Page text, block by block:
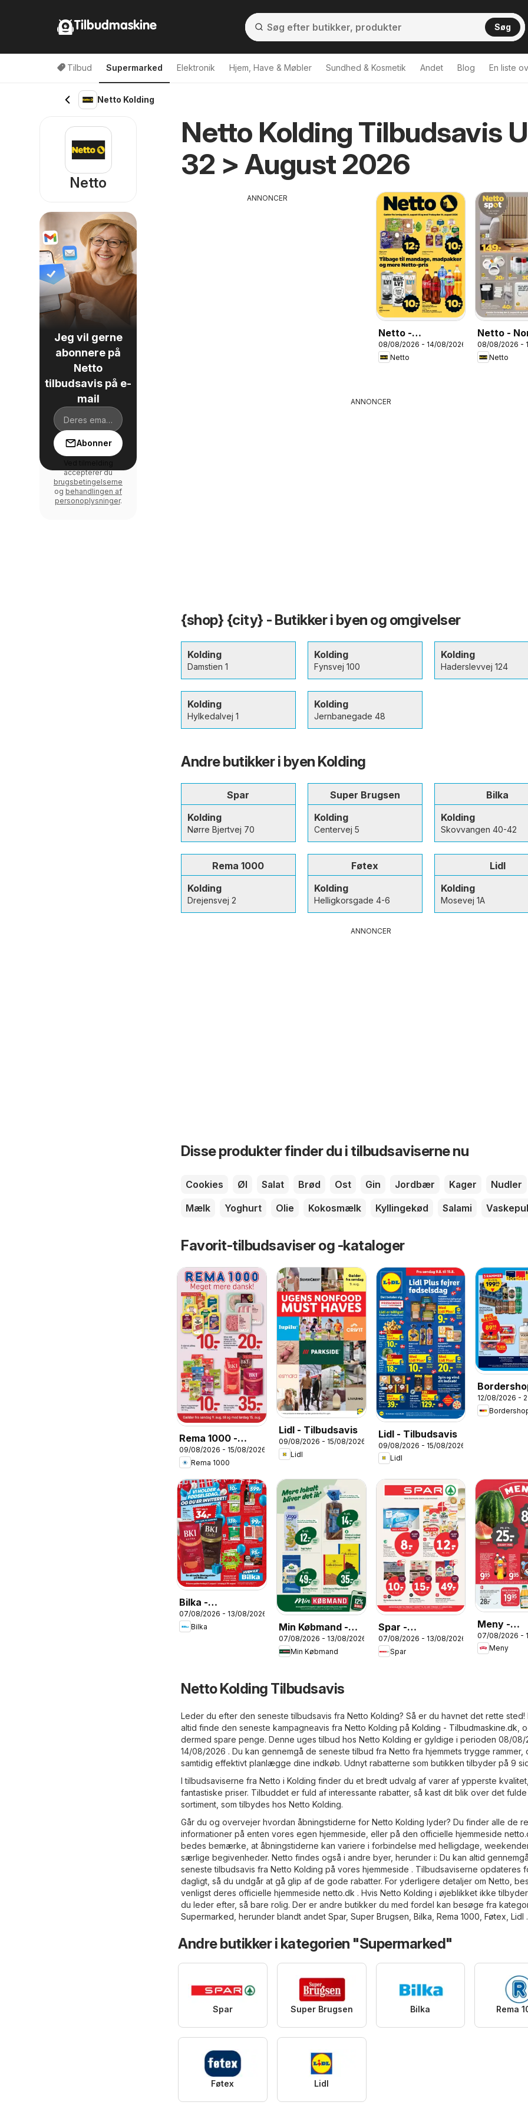
Tilbudmaskine Søg
Tilbud Supermarked Elektronik Hjem, Have & Møbler Sundhed & Kosmetik Andet Blog En liste
Netto Kolding
Netto Kolding Tilbudsavis
32 > August 2026
ANNONCER
Netto -
Tilbudsavis uge
33
08/08/2026 - 14/08/2026
Netto
Netto -
uge 33
08/08/2026 -
Netto
ANNONCER
{shop} {city} - Butikker i byen og omgivelser
Kolding
Damstien 1
Kolding
Fynsvej 100
Kolding
Haderslevvej 124
Kolding
Hylkedalvej 1
Kolding
Jernbanegade 48
Andre butikker i byen Kolding
Spar
Kolding
Nørre Bjertvej 70
Super Brugsen
Kolding
Centervej 5
Bilka
Kolding
Skovvangen 40-42
Rema 1000
Kolding
Drejensvej 2
Føtex
Kolding
Helligkorsgade 4-6
Lidl
Kolding
Mosevej 1A
ANNONCER
Disse produkter finder du i tilbudsaviserne nu
Cookies Øl Salat Brød Ost Gin Jordbær Kager
Nudler
Mælk
Yoghurt Olie Kokosmælk Kyllingekød Salami
Favorit-tilbudsaviser og -kataloger
Rema 1000 -
Tilbudsavis uge
33
09/08/2026 - 15/08/2026
Rema 1000
Lidl - Tilbudsavis
09/08/2026 - 15/08/2026
Lidl
Lidl - Tilbudsavis
09/08/2026 - 15/08/2026
Lidl
12/08/2026 -
Bilka -
Tilbudsavis uge
33
07/08/2026 - 13/08/2026
Bilka
Min Købmand -
Tilbudsavis uge
33
07/08/2026 - 13/08/2026
Min Købmand
Spar -
Tilbudsavis uge
33
07/08/2026 - 13/08/2026
Spar
Meny -
33
07/08/2026 -
Meny
Netto Kolding Tilbudsavis
Leder du efter den seneste tilbudsavis fra Netto Kolding? Så er du havnet det rette sted!
altid finde den seneste kampagneavis fra Netto Kolding på Kolding - Tilbudmaskine.dk,
dermed spare penge. Denne uges tilbud hos Netto Kolding er gyldige i perioden 08/
14/08/2026 . Du kan gennemgå de seneste tilbud fra Netto fra hjemmets trygge rammer,
samtidig effektivt planlægge dine indkøb. Udnyt rabatterne som butikken tilbyder på 9
I tilbudsaviserne fra Netto i Kolding finder du et bredt udvalg af varer af ypperste
fantastiske priser. Tilbuddet er fuld af interessante rabatter, så kast dit blik over det fulde
sortiment, som tilbydes hos Netto Kolding.
Går du og overvejer hvordan åbningstiderne for Netto Kolding lyder? Du finder alle de
informationer på enten vores egen hjemmeside, eller på den officielle hjemmeside
bedes bemærke, at åbningstiderne kan variere i forbindelse med helligdage,
særlige begivenheder. Netto findes også i andre byer, herunder i: Du kan altid
seneste tilbudsavis fra Netto Kolding på vores hjemmeside . Tilbudsaviserne opdateres
dagligt, så du undgår at gå glip af de gode rabatter. For yderligere detaljer om Netto,
venligst deres officielle hjemmeside netto.dk . Hvis Netto Kolding i øjeblikket ikke
du leder efter, så bare rolig. Der er andre butikker du med fordel kan besøge fra
Supermarked, herunder blandt andet Spar, Super Brugsen, Bilka, Rema 1000, Føtex, Lidl .
Andre butikker i kategorien "Supermarked"
Spar Super Brugsen Bilka Rema
Føtex Lidl
Netto
Jeg vil gerne
abonnere på
Netto
tilbudsavis på e-
mail
Abonner
accepterer du
brugsbetingelserne
og behandlingen af
personoplysninger.